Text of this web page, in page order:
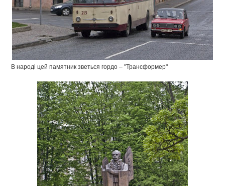
В народі цей памятник зветься гордо – "Трансформер"